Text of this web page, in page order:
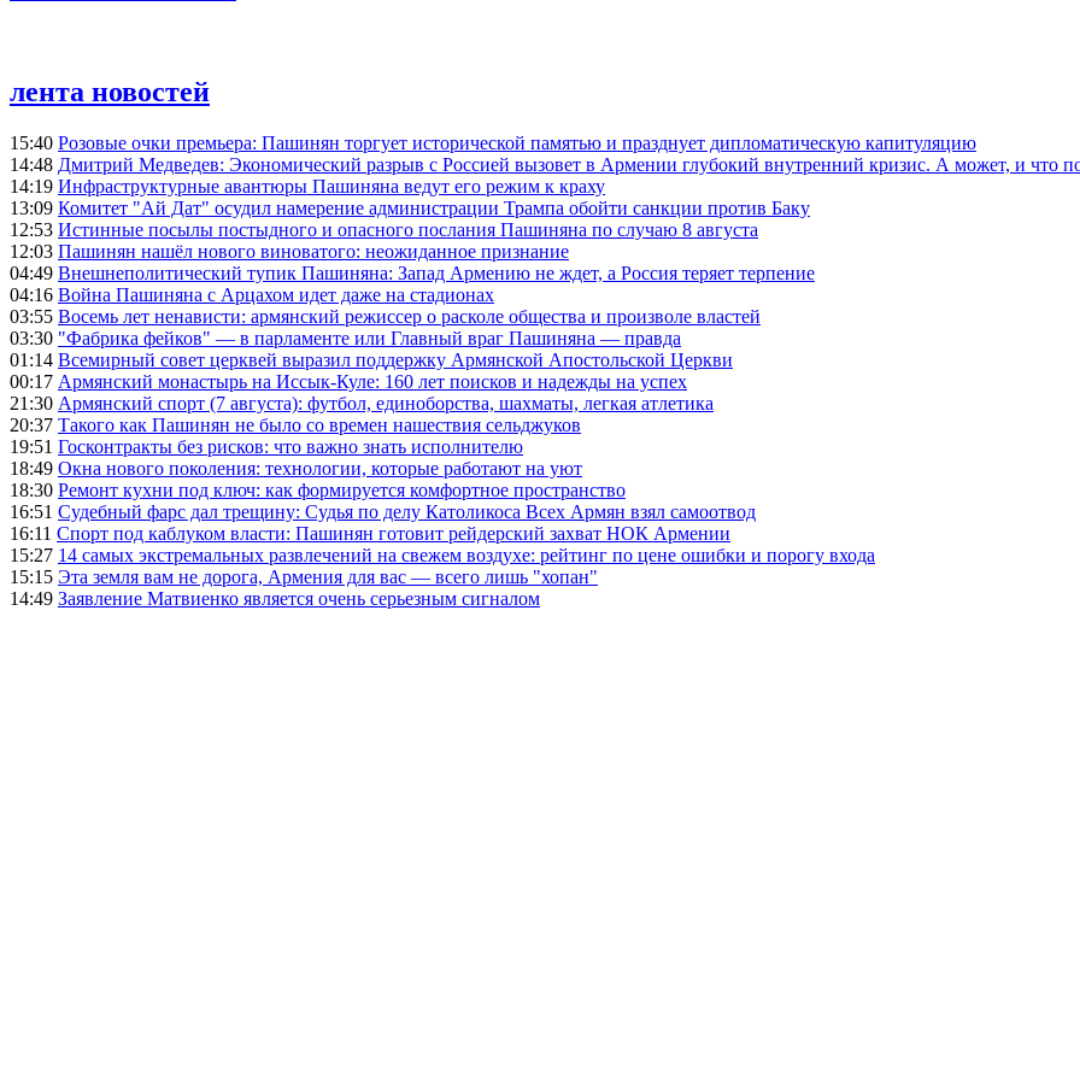
лента новостей
15:40 Розовые очки премьера: Пашинян торгует исторической памятью и празднует дипломатическую капитуляцию
14:48 Дмитрий Медведев: Экономический разрыв с Россией вызовет в Армении глубокий внутренний кризис. А может, и что
14:19 Инфраструктурные авантюры Пашиняна ведут его режим к краху
13:09 Комитет "Ай Дат" осудил намерение администрации Трампа обойти санкции против Баку
12:53 Истинные посылы постыдного и опасного послания Пашиняна по случаю 8 августа
12:03 Пашинян нашёл нового виноватого: неожиданное признание
04:49 Внешнеполитический тупик Пашиняна: Запад Армению не ждет, а Россия теряет терпение
04:16 Война Пашиняна с Арцахом идет даже на стадионах
03:55 Восемь лет ненависти: армянский режиссер о расколе общества и произволе властей
03:30 "Фабрика фейков" — в парламенте или Главный враг Пашиняна — правда
01:14 Всемирный совет церквей выразил поддержку Армянской Апостольской Церкви
00:17 Армянский монастырь на Иссык-Куле: 160 лет поисков и надежды на успех
21:30 Армянский спорт (7 августа): футбол, единоборства, шахматы, легкая атлетика
20:37 Такого как Пашинян не было со времен нашествия сельджуков
19:51 Госконтракты без рисков: что важно знать исполнителю
18:49 Окна нового поколения: технологии, которые работают на уют
18:30 Ремонт кухни под ключ: как формируется комфортное пространство
16:51 Судебный фарс дал трещину: Судья по делу Католикоса Всех Армян взял самоотвод
16:11 Спорт под каблуком власти: Пашинян готовит рейдерский захват НОК Армении
15:27 14 самых экстремальных развлечений на свежем воздухе: рейтинг по цене ошибки и порогу входа
15:15 Эта земля вам не дорога, Армения для вас — всего лишь "хопан"
14:49 Заявление Матвиенко является очень серьезным сигналом